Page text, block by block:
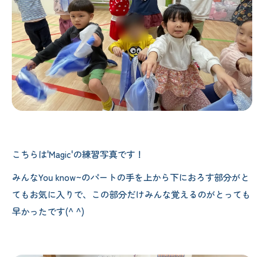
こちらは'Magic'の練習写真です！
みんなYou know~のパートの手を上から下におろす部分がと
てもお気に入りで、この部分だけみんな覚えるのがとっても
早かったです(^ ^)